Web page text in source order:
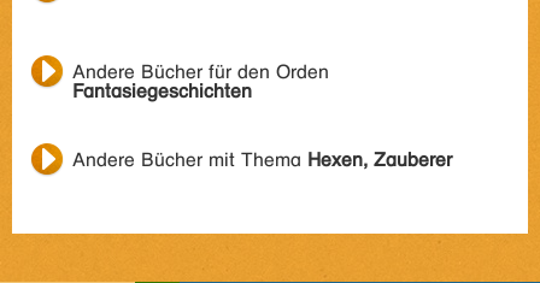
Andere Bücher für den Orden
Fantasiegeschichten
Andere Bücher mit Thema Hexen, Zauberer